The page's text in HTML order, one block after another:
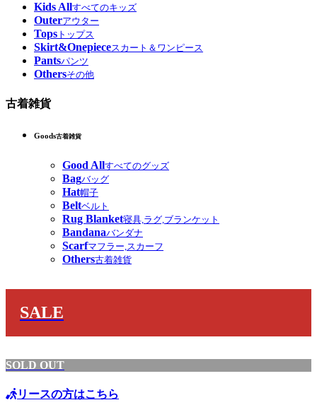
Kids Allすべてのキッズ
Outerアウター
Tops トップス
Skirt&Onepieceスカート＆ワンピース
Pantsパンツ
Othersその他
古着雑貨
Goods古着雑貨
Good Allすべてのグッズ
Bagバッグ
Hat帽子
Beltベルト
Rug Blanket寝具,ラグ,ブランケット
Bandanaバンダナ
Scarfマフラー,スカーフ
Others古着雑貨
SALE
SOLD OUT
リースの方はこちら